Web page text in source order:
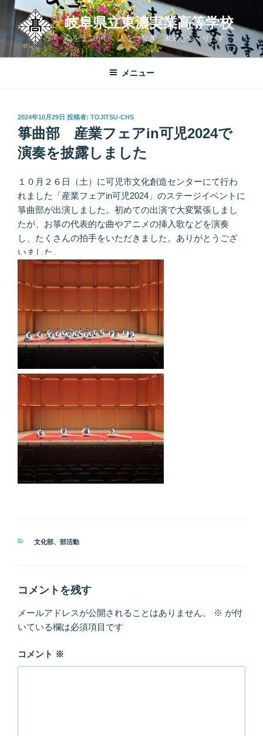
テ
ス
岐阜県立東濃実業高等学校
心をうごかし 人をつなぎ 未来をつくりだす
メニュー
投
稿
日:
2024年10月29日 投稿者: TOJITSU-CHS
箏曲部 産業フェアin可児2024で
演奏を披露しました
１０月２６日（土）に可児市文化創造センターにて行わ
れました「産業フェアin可児2024」のステージイベントに
箏曲部が出演しました。初めての出演で大変緊張しまし
たが、お箏の代表的な曲やアニメの挿入歌などを演奏
し、たくさんの拍手をいただきました。ありがとうござ
いました。
カ
文化部、 部活動
コメントを残す
メールアドレスが公開されることはありません。 ※ が付
いている欄は必須項目です
コメント ※